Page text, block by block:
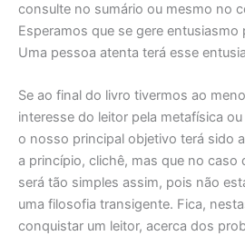
consulte no sumário ou mesmo no
Esperamos que se gere entusiasmo
Uma pessoa atenta terá esse
Se ao final do livro tivermos ao
interesse do leitor pela metafísica
o nosso principal objetivo terá sido
a princípio, clichê, mas que no caso
será tão simples assim, pois não
uma filosofia transigente. Fica,
conquistar um leitor, acerca dos